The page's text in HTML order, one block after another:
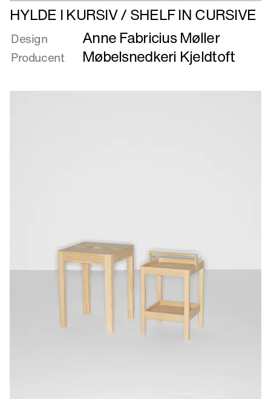
Læs
mere
om
HYLDE
/
HYLDE I KURSIV / SHELF IN CURSIVE
Design Anne Fabricius Møller
Producent Møbelsnedkeri Kjeldtoft